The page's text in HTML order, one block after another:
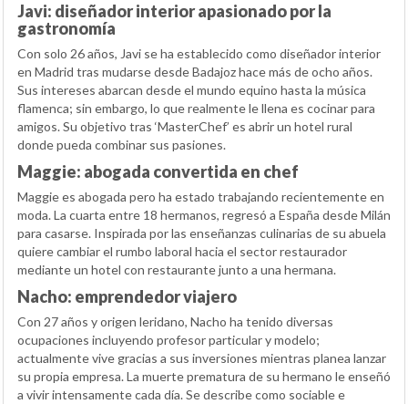
Javi: diseñador interior apasionado por la
gastronomía
Con solo 26 años, Javi se ha establecido como diseñador interior
en Madrid tras mudarse desde Badajoz hace más de ocho años.
Sus intereses abarcan desde el mundo equino hasta la música
flamenca; sin embargo, lo que realmente le llena es cocinar para
amigos. Su objetivo tras ‘MasterChef’ es abrir un hotel rural
donde pueda combinar sus pasiones.
Maggie: abogada convertida en chef
Maggie es abogada pero ha estado trabajando recientemente en
moda. La cuarta entre 18 hermanos, regresó a España desde Milán
para casarse. Inspirada por las enseñanzas culinarias de su abuela
quiere cambiar el rumbo laboral hacia el sector restaurador
mediante un hotel con restaurante junto a una hermana.
Nacho: emprendedor viajero
Con 27 años y origen leridano, Nacho ha tenido diversas
ocupaciones incluyendo profesor particular y modelo;
actualmente vive gracias a sus inversiones mientras planea lanzar
su propia empresa. La muerte prematura de su hermano le enseñó
a vivir intensamente cada día. Se describe como sociable e